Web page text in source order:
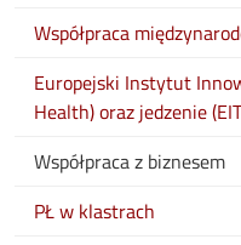
Współpraca
Europejski Instytut
Health) oraz jedzenie
Współpraca z biznesem
PŁ w klastrach